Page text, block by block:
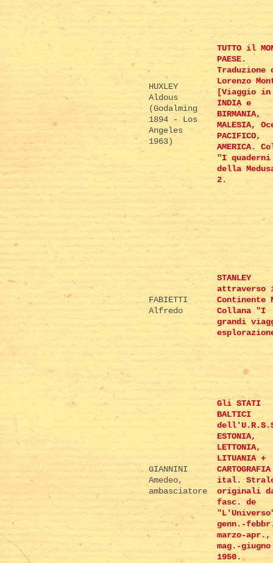
HUXLEY
Aldous
(Godalming
1894 - Los
Angeles
1963)
TUTTO il
PAESE.
Traduzione
Lorenzo
[Viaggio in
INDIA e
BIRMANIA,
MALESIA,
PACIFICO,
AMERICA.
"I quaderni
della
2.
FABIETTI
Alfredo
STANLEY
Continente
Collana "I
grandi
GIANNINI
Amedeo,
ambasciatore
Gli STATI
BALTICI
ESTONIA,
LETTONIA,
LITUANIA +
CARTOGRAFIA
ital.
originali
fasc. de
genn.-
marzo-apr.,
mag.-giugno
1950.